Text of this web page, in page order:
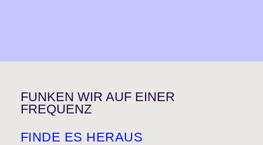
FUNKEN WIR AUF EINER
FREQUENZ
FINDE ES HERAUS